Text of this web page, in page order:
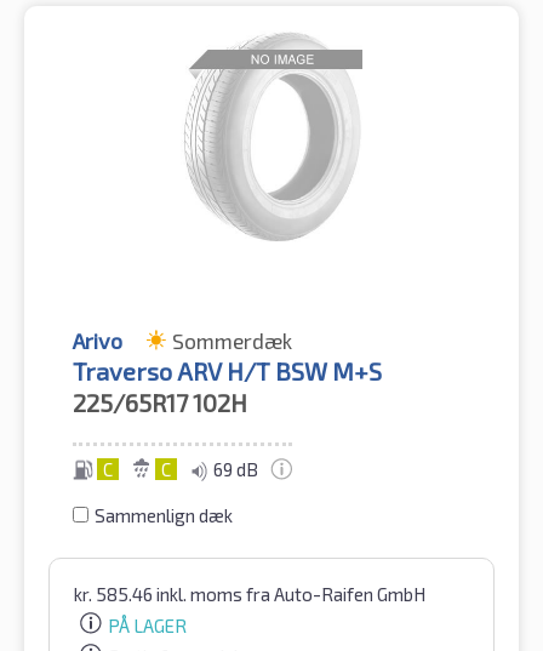
Arivo Sommerdæk
Traverso ARV H/T BSW M+S
225/65R17102H
C C 69 dB
Sammenlign dæk
kr. 585.46 inkl. moms fra Auto-Raifen GmbH
PÅ LAGER